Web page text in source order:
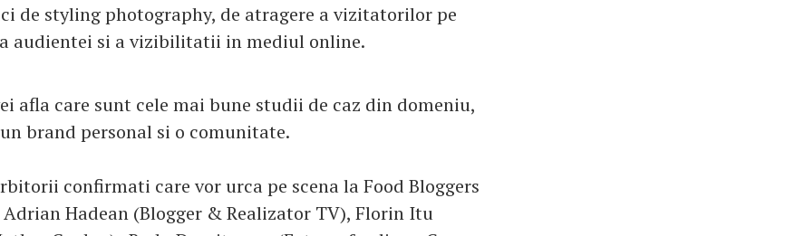
de styling photography, de atragere a vizitatorilor pe
audientei si a vizibilitatii in mediul online.
afla care sunt cele mai bune studii de caz din domeniu,
brand personal si o comunitate.
confirmati care vor urca pe scena la Food Bloggers
Hadean (Blogger & Realizator TV), Florin Itu